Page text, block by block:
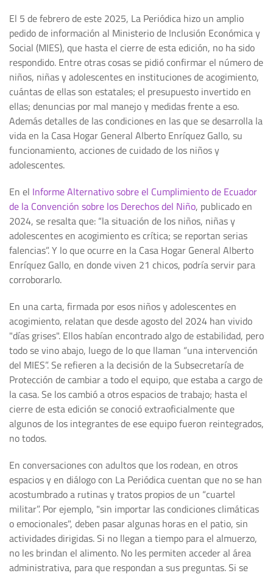
El 5 de febrero de este 2025, La Periódica hizo un amplio
pedido de información al Ministerio de Inclusión Económica y
Social (MIES), que hasta el cierre de esta edición, no ha sido
respondido. Entre otras cosas se pidió confirmar el número de
niños, niñas y adolescentes en instituciones de acogimiento,
cuántas de ellas son estatales; el presupuesto invertido en
ellas; denuncias por mal manejo y medidas frente a eso.
Además detalles de las condiciones en las que se desarrolla la
vida en la Casa Hogar General Alberto Enríquez Gallo, su
funcionamiento, acciones de cuidado de los niños y
adolescentes.
En el Informe Alternativo sobre el Cumplimiento de Ecuador
de la Convención sobre los Derechos del Niño, publicado en
2024, se resalta que: “la situación de los niños, niñas y
adolescentes en acogimiento es crítica; se reportan serias
falencias”. Y lo que ocurre en la Casa Hogar General Alberto
Enríquez Gallo, en donde viven 21 chicos, podría servir para
corroborarlo.
En una carta, firmada por esos niños y adolescentes en
acogimiento, relatan que desde agosto del 2024 han vivido
"días grises". Ellos habían encontrado algo de estabilidad, pero
todo se vino abajo, luego de lo que llaman “una intervención
del MIES”. Se refieren a la decisión de la Subsecretaría de
Protección de cambiar a todo el equipo, que estaba a cargo de
la casa. Se los cambió a otros espacios de trabajo; hasta el
cierre de esta edición se conoció extraoficialmente que
algunos de los integrantes de ese equipo fueron reintegrados,
no todos.
En conversaciones con adultos que los rodean, en otros
espacios y en diálogo con La Periódica cuentan que no se han
acostumbrado a rutinas y tratos propios de un “cuartel
militar”. Por ejemplo, "sin importar las condiciones climáticas
o emocionales", deben pasar algunas horas en el patio, sin
actividades dirigidas. Si no llegan a tiempo para el almuerzo,
no les brindan el alimento. No les permiten acceder al área
administrativa, para que respondan a sus preguntas. Si se